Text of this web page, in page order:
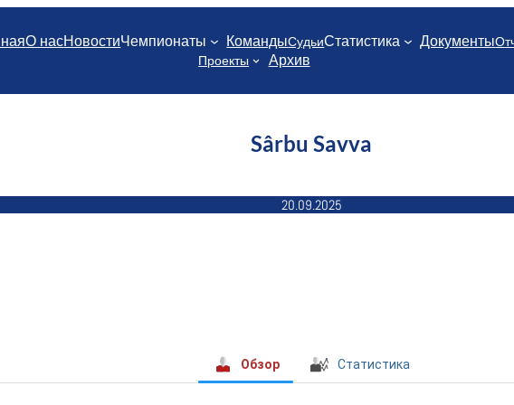
О насНовостиЧемпионаты КомандыСудьиСтатистика Документы
Проекты
Архив
Sârbu Savva
20.09.2025
Обзор Статистика